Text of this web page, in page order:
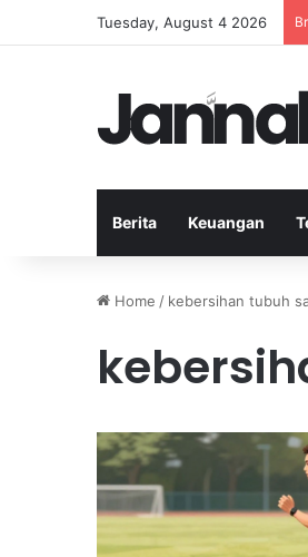
Tuesday, August 4 2026
Berita Keuangan
Home / kebersihan tubuh